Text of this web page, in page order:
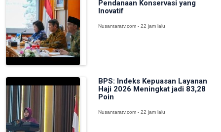
Pendanaan Konservasi yang
Inovatif
Nusantaratv.com - 22 jam lalu
BPS: Indeks Kepuasan Layanan
Haji 2026 Meningkat jadi 83,28
Poin
Nusantaratv.com - 22 jam lalu